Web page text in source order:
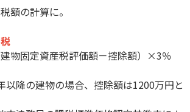
額の計算に。
物固定資産税評価額－控除額）×3％
以降の建物の場合、控除額は1200万円と